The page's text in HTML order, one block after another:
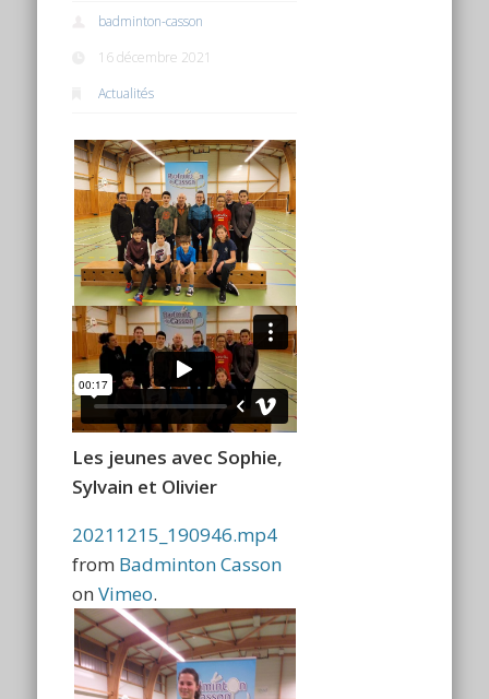
badminton-casson
16 décembre 2021
Actualités
Les jeunes avec Sophie,
Sylvain et Olivier
20211215_190946.mp4
from Badminton Casson
onVimeo.